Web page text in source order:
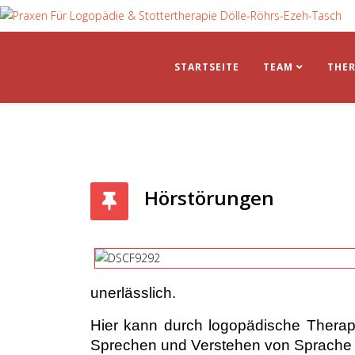
STARTSEITE TEAM
Hörstörungen
unerlässlich.
Hier kann durch logopädische
Sprechen und Verstehen von